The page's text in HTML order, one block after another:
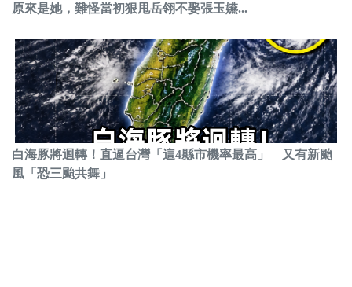
原來是她，難怪當初狠甩岳翎不娶張玉嬿...
白海豚將迴轉！直逼台灣「這4縣市機率最高」 又有新颱
風「恐三颱共舞」